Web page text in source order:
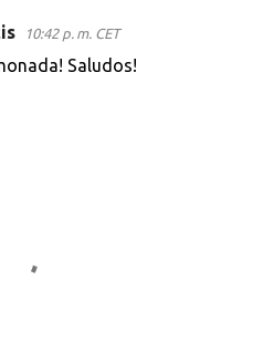
10:42 p. m. CET
Saludos!